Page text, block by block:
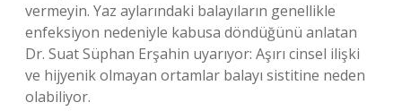
vermeyin. Yaz aylarındaki balayıların genellikle
enfeksiyon nedeniyle kabusa döndüğünü anlatan
Dr. Suat Süphan Erşahin uyarıyor: Aşırı cinsel ilişki
ve hijyenik olmayan ortamlar balayı sistitine neden
olabiliyor.